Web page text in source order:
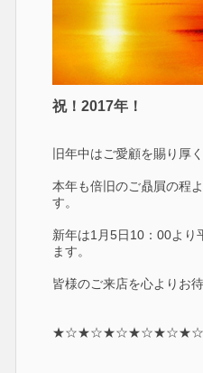
祝！2017年！
旧年中はご愛顧を賜り厚
本年も倍旧のご贔屓の程
す。
新年は1月5日10：00より
ます。
皆様のご来店を心よりお